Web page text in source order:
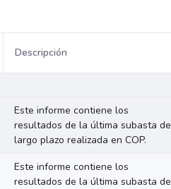
Descripción
Este informe contiene los
resultados de la última subasta de
largo plazo realizada en COP.
Este informe contiene los
resultados de la última subasta de